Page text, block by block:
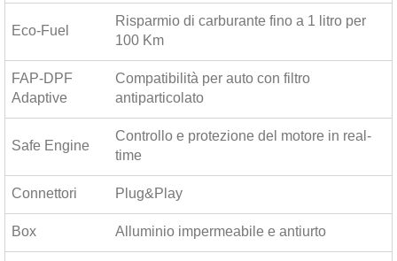
Eco-Fuel
Risparmio di carburante fino a 1 litro per
100 Km
FAP-DPF
Adaptive
Compatibilità per auto con filtro
antiparticolato
Safe Engine
Controllo e protezione del motore in real-
time
Connettori Plug&Play
Box Alluminio impermeabile e antiurto